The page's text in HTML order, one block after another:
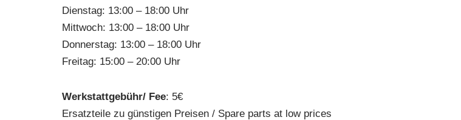
Dienstag: 13:00 – 18:00 Uhr
Mittwoch: 13:00 – 18:00 Uhr
Donnerstag: 13:00 – 18:00 Uhr
Freitag: 15:00 – 20:00 Uhr
Werkstattgebühr/ Fee: 5€
Ersatzteile zu günstigen Preisen / Spare parts at low prices